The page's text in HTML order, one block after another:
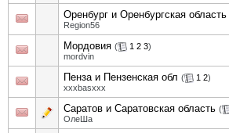
Оренбург и Оренбургская область
Region56
Мордовия ( 1 2 3)
mordvin
Пенза и Пензенская обл ( 1 2)
xxxbasxxx
Саратов и Саратовская область (
ОлеШа